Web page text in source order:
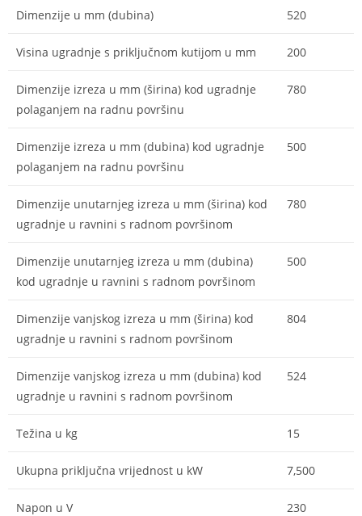
Dimenzije u mm (dubina) 520
Visina ugradnje s priključnom kutijom u mm 200
Dimenzije izreza u mm (širina) kod ugradnje
polaganjem na radnu površinu
780
Dimenzije izreza u mm (dubina) kod ugradnje
polaganjem na radnu površinu
500
Dimenzije unutarnjeg izreza u mm (širina) kod
ugradnje u ravnini s radnom površinom
780
Dimenzije unutarnjeg izreza u mm (dubina)
kod ugradnje u ravnini s radnom površinom
500
Dimenzije vanjskog izreza u mm (širina) kod
ugradnje u ravnini s radnom površinom
804
Dimenzije vanjskog izreza u mm (dubina) kod
ugradnje u ravnini s radnom površinom
524
Težina u kg 15
Ukupna priključna vrijednost u kW 7,500
Napon u V 230